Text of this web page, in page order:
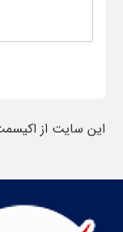
این سایت از